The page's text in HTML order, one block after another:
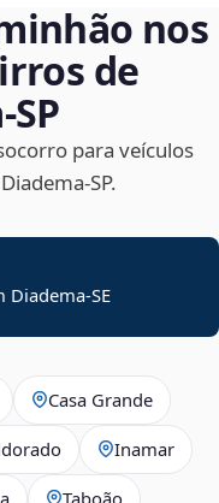
nos
de
para veículos
Diadema-SE
Casa Grande
Inamar
Taboão